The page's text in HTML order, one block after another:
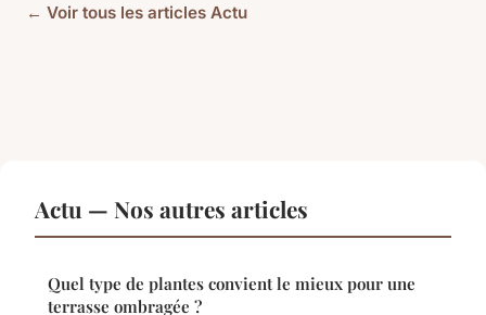
← Voir tous les articles Actu
Actu — Nos autres articles
Quel type de plantes convient le mieux pour une
terrasse ombragée ?